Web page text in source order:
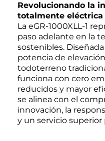
Revolucionando la
totalmente eléctrica
La eGR-1000XLL-1
paso adelante en la
sostenibles.
potencia de
todoterreno
funciona con cero
reducidos y mayor
se alinea con el
innovación, la
y un servicio superior